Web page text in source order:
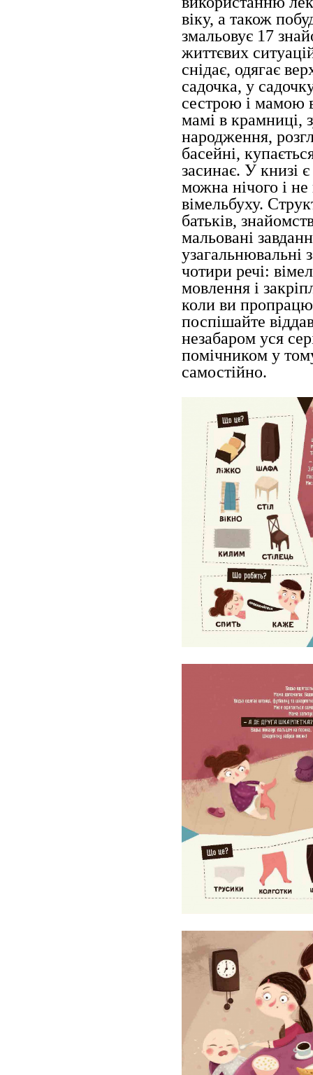
віку, а також
змальовує 17
життєвих
снідає, одягає
садочка, у
сестрою і мамою
мамі в крамниці,
народження,
басейні,
засинає. У книзі
можна нічого і
вімельбуху.
батьків,
мальовані
узагальнювальні
чотири речі:
мовлення і
коли ви
поспішайте
незабаром уся
помічником у
самостійно.